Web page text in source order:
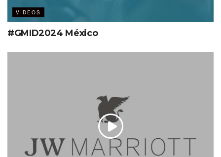
VIDEOS
#GMID2024 México